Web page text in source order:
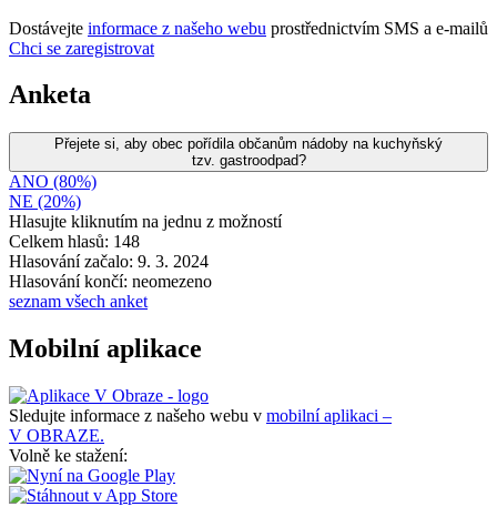
Dostávejte informace z našeho webu prostřednictvím SMS a e-mailů
Chci se zaregistrovat
Anketa
Přejete si, aby obec pořídila občanům nádoby na kuchyňský
tzv. gastroodpad?
ANO (80%)
NE (20%)
Hlasujte kliknutím na jednu z možností
Celkem hlasů: 148
Hlasování začalo: 9. 3. 2024
Hlasování končí: neomezeno
seznam všech anket
Mobilní aplikace
Sledujte informace z našeho webu v mobilní aplikaci –
V OBRAZE.
Volně ke stažení: